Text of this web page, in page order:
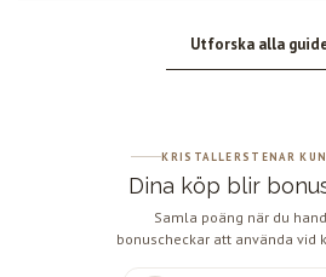
Utforska alla
KRISTALLERSTENAR
Dina köp blir
Samla poäng när du
bonuscheckar att använda vid